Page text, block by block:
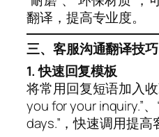
翻译，提高专业度。
三、客服沟通翻译技巧
1. 快速回复模板
将常用回复短语加入
you for your inquiry.”
days.”，快速调用提高